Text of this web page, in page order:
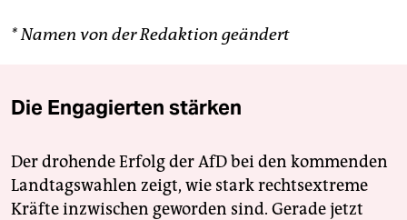
* Namen von der Redaktion geändert
Die Engagierten stärken
Der drohende Erfolg der AfD bei den kommenden
Landtagswahlen zeigt, wie stark rechtsextreme
Kräfte inzwischen geworden sind. Gerade jetzt